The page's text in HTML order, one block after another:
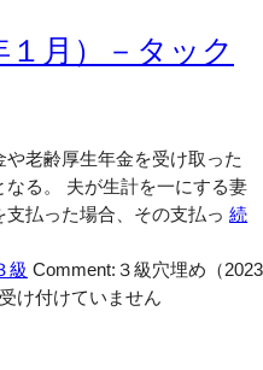
１月）－タック
老齢厚生年金を受け取った
る。 夫が生計を一にする妻
支払った場合、その支払っ続
級 Comment: ３級穴埋め（2023
け付けていません